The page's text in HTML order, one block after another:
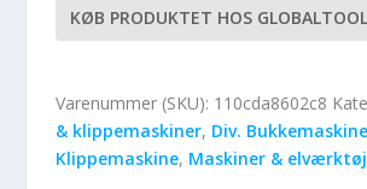
KØB PRODUKTET HOS
Varenummer (SKU): 110cda8602c8
& klippemaskiner, Div.
Klippemaskine, Maskiner & elværktøj